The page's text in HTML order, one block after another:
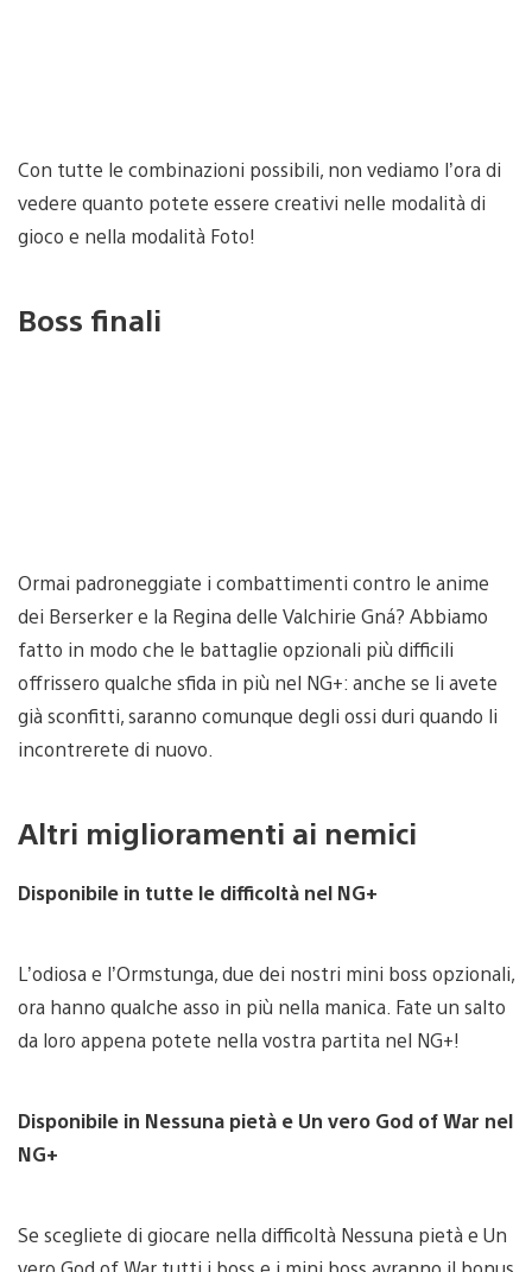
Con tutte le combinazioni possibili, non vediamo l’ora di
vedere quanto potete essere creativi nelle modalità di
gioco e nella modalità Foto!
Boss finali
Ormai padroneggiate i combattimenti contro le anime
dei Berserker e la Regina delle Valchirie Gná? Abbiamo
fatto in modo che le battaglie opzionali più difficili
offrissero qualche sfida in più nel NG+: anche se li avete
già sconfitti, saranno comunque degli ossi duri quando li
incontrerete di nuovo.
Altri miglioramenti ai nemici
Disponibile in tutte le difficoltà nel NG+
L’odiosa e l’Ormstunga, due dei nostri mini boss opzionali,
ora hanno qualche asso in più nella manica. Fate un salto
da loro appena potete nella vostra partita nel NG+!
Disponibile in Nessuna pietà e Un vero God of War nel
NG+
Se scegliete di giocare nella difficoltà Nessuna pietà e Un